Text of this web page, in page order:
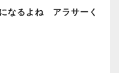
なるよね アラサーく